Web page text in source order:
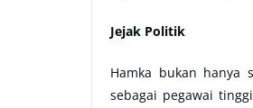
Jejak Politik
Hamka bukan hanya
sebagai pegawai